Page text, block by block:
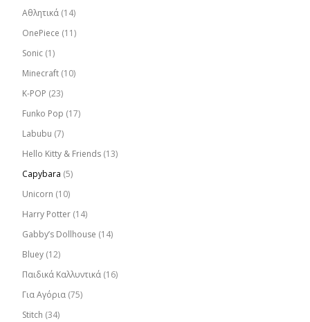
Αθλητικά (14)
OnePiece (11)
Sonic (1)
Minecraft (10)
K-POP (23)
Funko Pop (17)
Labubu (7)
Hello Kitty & Friends (13)
Capybara (5)
Unicorn (10)
Harry Potter (14)
Gabby’s Dollhouse (14)
Bluey (12)
Παιδικά Καλλυντικά (16)
Για Αγόρια (75)
Stitch (34)